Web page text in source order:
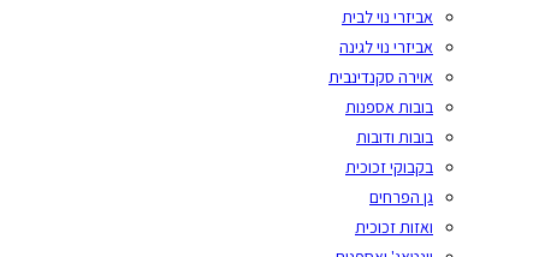
אביזרי נוי לבית
אביזרי נוי לגינה
אוירה סקנדינבית
בובות אספנות
בובות ודובות
בקבוקי זכוכית
גן הפרחים
ואזות זכוכית